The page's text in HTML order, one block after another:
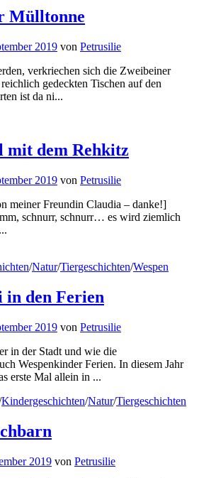
Mülltonne
2019 von Petrusilie
verkriechen sich die Zweibeiner
gedeckten Tischen auf den
ist da ni...
mit dem Rehkitz
2019 von Petrusilie
meiner Freundin Claudia – danke!]
schnurr, schnurr… es wird ziemlich
/Natur/Tiergeschichten/Wespen
in den Ferien
2019 von Petrusilie
in der Stadt und wie die
Wespenkinder Ferien. In diesem Jahr
erste Mal allein in ...
Kindergeschichten/Natur/Tiergeschichten
2019 von Petrusilie